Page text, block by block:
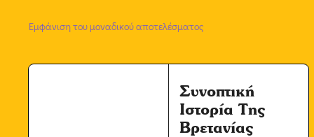
Εμφάνιση του μοναδικού αποτελέσματος
Συνοπτική
Ιστορία Της
Βρετανίας